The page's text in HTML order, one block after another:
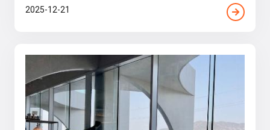
2025-12-21